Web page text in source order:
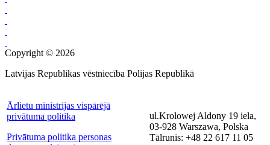
Copyright © 2026
Latvijas Republikas vēstniecība Polijas Republikā
Ārlietu ministrijas vispārējā
privātuma politika
Privātuma politika personas
ul.Krolowej Aldony 19 iela,
03-928 Warszawa, Polska
Tālrunis: +48 22 617 11 05